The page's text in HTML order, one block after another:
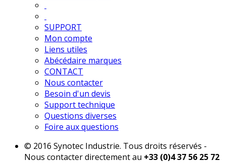
SUPPORT
Mon compte
Liens utiles
Abécédaire marques
CONTACT
Nous contacter
Besoin d'un devis
Support technique
Questions diverses
Foire aux questions
© 2016 Synotec Industrie. Tous droits réservés -
Nous contacter directement au +33 (0)4 37 56 25 72